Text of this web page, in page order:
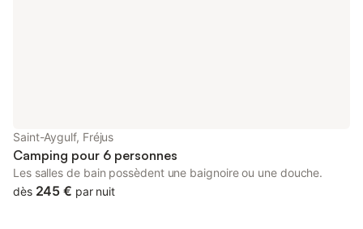
Saint-Aygulf, Fréjus
Camping pour 6 personnes
Les salles de bain possèdent une baignoire ou une douche.
dès 245 € par nuit